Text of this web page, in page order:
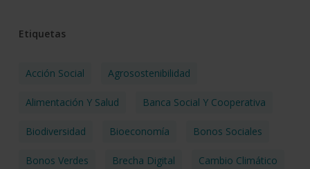
Etiquetas
Acción Social Agrosostenibilidad
Alimentación Y Salud Banca Social Y Cooperativa
Biodiversidad Bioeconomía Bonos Sociales
Bonos Verdes Brecha Digital Cambio Climático